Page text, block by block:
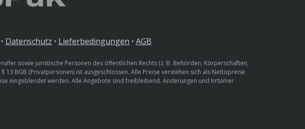
• Datenschutz • Lieferbedingungen • AGB
sowie juristische Personen des öffentlichen Rechts (z. B. Behörden, Körperschaften,
BGB (Privatpersonen) ist ausgeschlossen. Alle Preise verstehen sich als Nettopreise
eingeblendet werden. Alle Angebote sind freibleibend. Änderungen und Irrtümer